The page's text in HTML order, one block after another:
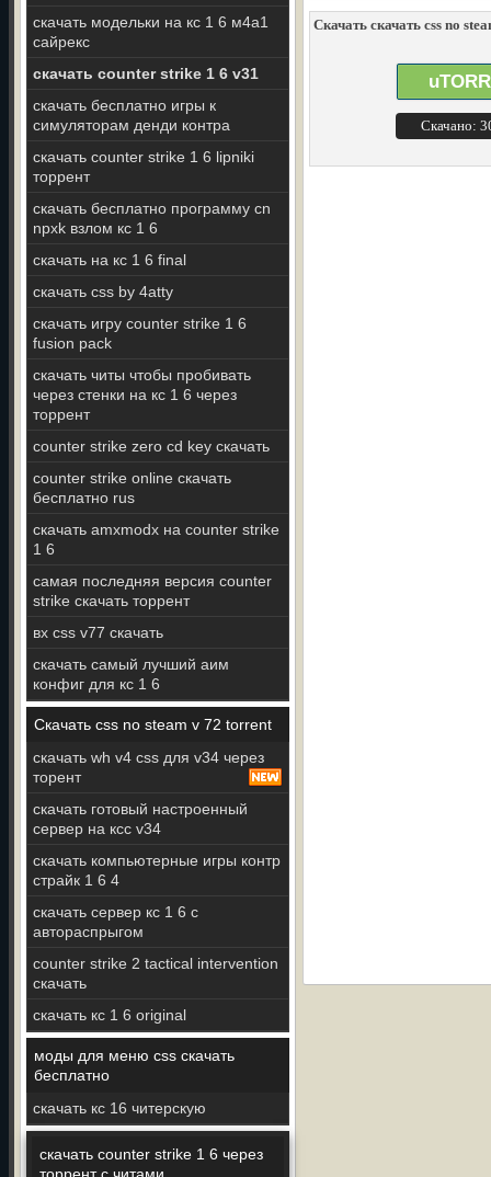
скачать модельки на кс 1 6 м4а1
сайрекс
скачать counter strike 1 6 v31
скачать бесплатно игры к
симуляторам денди контра
скачать counter strike 1 6 lipniki
торрент
скачать бесплатно программу cn
npxk взлом кс 1 6
скачать на кс 1 6 final
скачать css by 4atty
скачать игру counter strike 1 6
fusion pack
скачать читы чтобы пробивать
через стенки на кс 1 6 через
торрент
counter strike zero cd key скачать
counter strike online скачать
бесплатно rus
скачать amxmodx на counter strike
1 6
самая последняя версия counter
strike скачать торрент
вх css v77 скачать
скачать самый лучший аим
конфиг для кс 1 6
Скачать css no steam v 72 torrent
скачать wh v4 css для v34 через
торент
скачать готовый настроенный
сервер на ксс v34
скачать компьютерные игры контр
страйк 1 6 4
скачать сервер кс 1 6 с
автораспрыгом
counter strike 2 tactical intervention
скачать
скачать кс 1 6 original
моды для меню css скачать
бесплатно
скачать кс 16 читерскую
скачать counter strike 1 6 через
Скачать скачать css no
Скачано: